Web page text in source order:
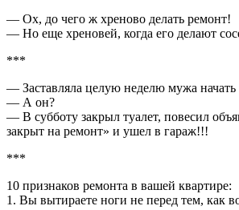
— Ох, до чего ж хреново делать ремонт!
— Но еще хреновей, когда его делают
***
— Заставляла целую неделю мужа начать
— А он?
— В субботу закрыл туалет, повесил
закрыт на ремонт» и ушел в гараж!!!
***
10 признаков ремонта в вашей квартире:
1. Вы вытираете ноги не перед тем, как